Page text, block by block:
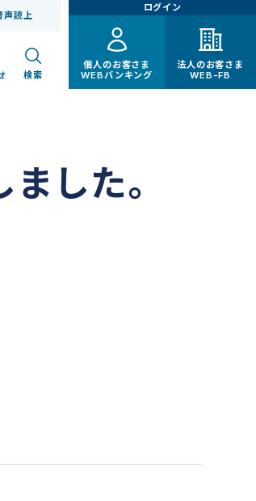
声読上
検索
ログイン
個人のお客さま
WEBバンキング
法人のお客さま
WEB-FB
した。